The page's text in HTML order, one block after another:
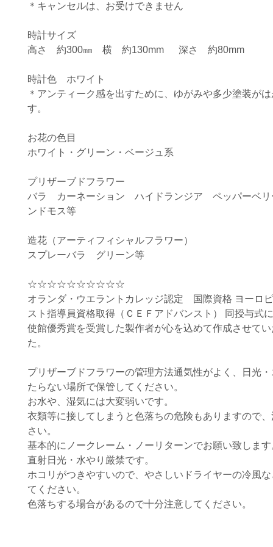
＊キャンセルは、お受けできません
時計サイズ
高さ　約300㎜　横　約130mm 　 深さ　約80mm
時計色　ホワイト
＊アンティーク感を出すために、ゆがみや多少塗装が
す。
お花の色目
ホワイト・グリーン・ベージュ系
プリザーブドフラワー
バラ　カーネーション　ハイドランジア　ペッパーベ
ンドモス等
造花（アーティフィシャルフラワー）
スプレーバラ　グリーン等
☆☆☆☆☆☆☆☆☆☆
オランダ・ウエラントカレッジ認定　国際資格 ヨーロ
スト指導員資格取得（ＣＥＦアドバンスト） 同授与式
使館優秀賞を受賞した製作者が心を込めて作成させて
た。
プリザーブドフラワーの管理方法通気性がよく、日光
たらない場所で保管してください。
お水や、湿気には大変弱いです。
衣類等に接してしまうと色落ちの危険もありますので
さい。
基本的にノークレーム・ノーリターンでお願い致します
直射日光・水やり厳禁です。
ホコリがつきやすいので、やさしいドライヤーの冷風
てください。
色落ちする場合があるので十分注意してください。